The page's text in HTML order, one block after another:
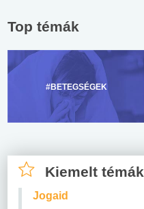
Top témák
#BETEGSÉGEK
Kiemelt témák
Jogaid